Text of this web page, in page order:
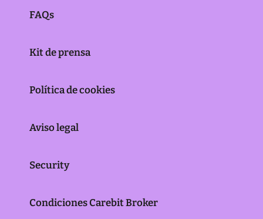
FAQs
Kit de prensa
Política de cookies
Aviso legal
Security
Condiciones Carebit Broker